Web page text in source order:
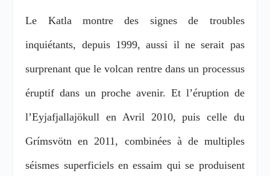
Le Katla montre des signes de troubles
inquiétants, depuis 1999, aussi il ne serait pas
surprenant que le volcan rentre dans un processus
éruptif dans un proche avenir. Et l’éruption de
l’Eyjafjallajökull en Avril 2010, puis celle du
Grímsvötn en 2011, combinées à de multiples
séismes superficiels en essaim qui se produisent